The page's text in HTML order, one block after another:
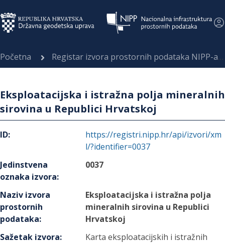
Početna Registar izvora prostornih podataka NIPP-a
Eksploatacijska i istražna polja mineralnih
sirovina u Republici Hrvatskoj
ID:
https://registri.nipp.hr/api/izvori/xm
l/?identifier=0037
Jedinstvena
oznaka izvora:
0037
Naziv izvora
prostornih
podataka:
Eksploatacijska i istražna polja
mineralnih sirovina u Republici
Hrvatskoj
Sažetak izvora:
Karta eksploatacijskih i istražnih